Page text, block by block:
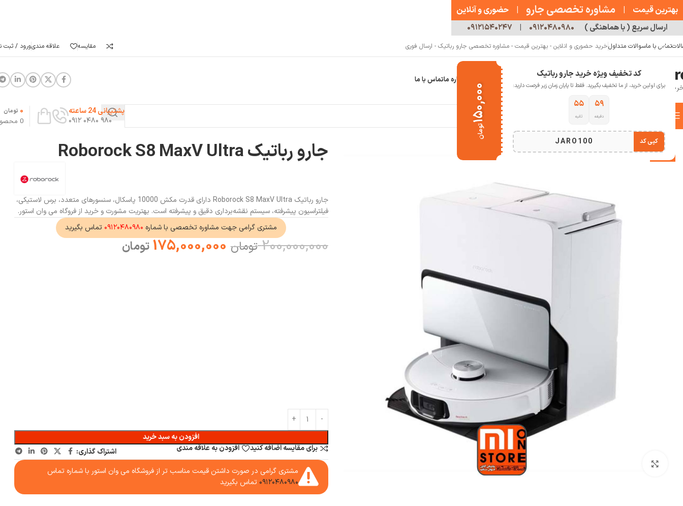
کد تخفیف ویژه خرید جارو رباتیک
برای اولین خرید، از ما تخفیف بگیرید. فقط تا پایان زمان زیر فرصت دارید:
۵۹
دقیقه
۵۴
ثانیه
JARO100 کپی کد
۱۵۰,۰۰۰
تومان
تماس با ماسوالات متداولخرید حضوری و انلاین - بهترین قیمت - مشاوره تخصصی جارو رباتیک - ارسال فوری مقایسه علاقه مندیورود / ثبت
خانه جارو رباتیک درباره ماتماس با ما
انتخاب دسته بندی
پشتیبانی 24 ساعته
۹۸۰ ۰۴۸۰ ۰۹۱۲
0
0 تومان
خانه جارو رباتیک جارو رباتیک روبوراک جارو رباتیک Roborock S8 MaxV Ultra
-13% جارو رباتیک Roborock S8 MaxV Ultra
جارو رباتیک Roborock S8 MaxV Ultra دارای قدرت مکش 10000 پاسکال، سنسورهای متعدد، برس لاستیکی،
فیلتراسیون پیشرفته‌، سیستم نقشه‌برداری دقیق و پیشرفته است. بهتریت مشورت و خرید از فروگاه می وان استور.
مشتری گرامی جهت مشاوره تخصصی با شماره ۰۹۱۲۰۴۸۰۹۸۰ تماس بگیرید
200,000,000 تومان 175,000,000 تومان
افزودن به سبد خرید
برای مقایسه اضافه کنید
افزودن به علاقه مندی
اشتراک گذاری:
مشتری گرامی در صورت داشتن قیمت مناسب تر از فروشگاه می وان استور با شماره تماس
۰۹۱۲۰۴۸۰۹۸۰ تماس بگیرید
بهترین قیمت | مشاوره تخصصی جارو | حضوری و آنلاین
ارسال سریع ( با هماهنگی ) ۰۹۱۲۰۴۸۰۹۸۰ | ۰۹۱۲۱۵۴۰۲۴۷